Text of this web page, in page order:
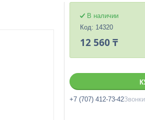
В наличии
Код: 14320
12 560 ₸
+7 (707) 412-73-42